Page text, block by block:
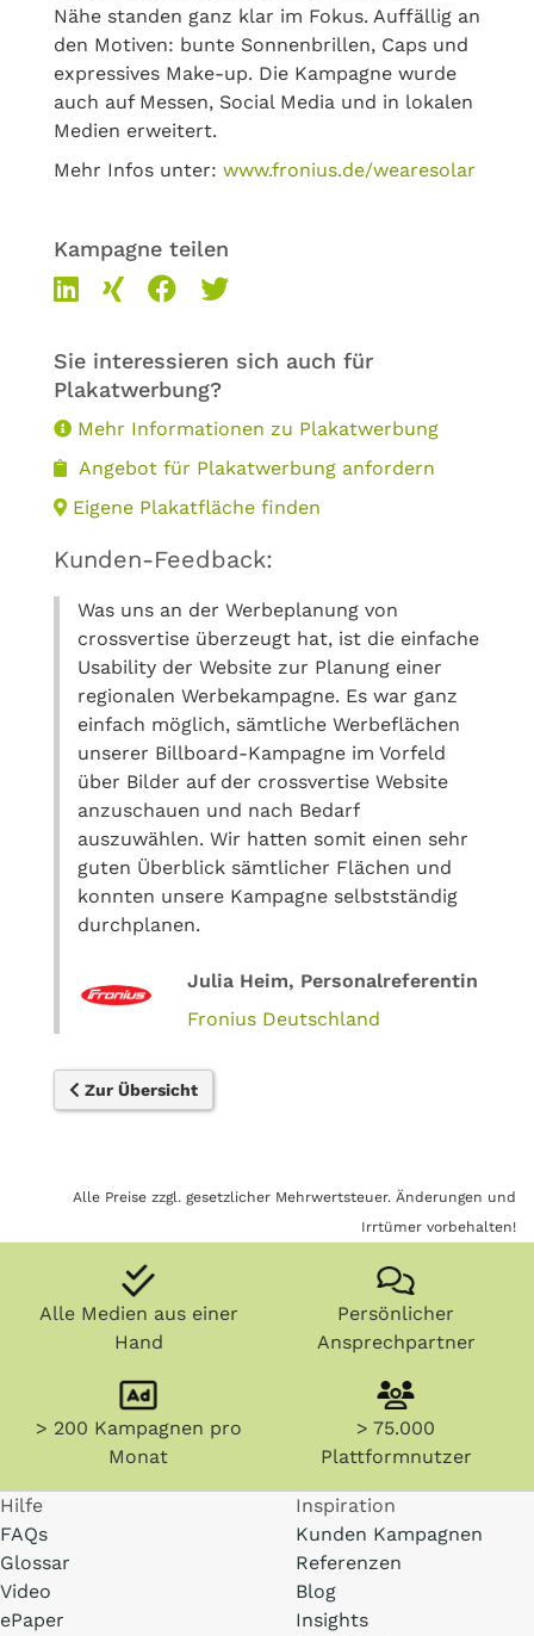
Nähe standen ganz klar im Fokus. Auffällig an
den Motiven: bunte Sonnenbrillen, Caps und
expressives Make-up. Die Kampagne wurde
auch auf Messen, Social Media und in lokalen
Medien erweitert.
Mehr Infos unter: www.fronius.de/wearesolar
Kampagne teilen
Sie interessieren sich auch für
Plakatwerbung?
Mehr Informationen zu Plakatwerbung
Angebot für Plakatwerbung anfordern
Eigene Plakatfläche finden
Kunden-Feedback:
Was uns an der Werbeplanung von
crossvertise überzeugt hat, ist die einfache
Usability der Website zur Planung einer
regionalen Werbekampagne. Es war ganz
einfach möglich, sämtliche Werbeflächen
unserer Billboard-Kampagne im Vorfeld
über Bilder auf der crossvertise Website
anzuschauen und nach Bedarf
auszuwählen. Wir hatten somit einen sehr
guten Überblick sämtlicher Flächen und
konnten unsere Kampagne selbstständig
durchplanen.
Julia Heim, Personalreferentin
Fronius Deutschland
Zur Übersicht
Alle Preise zzgl. gesetzlicher Mehrwertsteuer. Änderungen und
Irrtümer vorbehalten!
Alle Medien aus einer
Hand
Persönlicher
Ansprechpartner
> 200 Kampagnen pro
Monat
> 75.000
Plattformnutzer
Hilfe
FAQs
Glossar
Video
ePaper
Inspiration
Kunden Kampagnen
Referenzen
Blog
Insights